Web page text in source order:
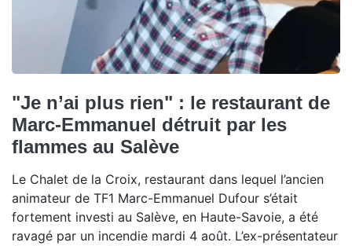
"Je n’ai plus rien" : le restaurant de
Marc-Emmanuel détruit par les
flammes au Salève
Le Chalet de la Croix, restaurant dans lequel l’ancien
animateur de TF1 Marc-Emmanuel Dufour s’était
fortement investi au Salève, en Haute-Savoie, a été
ravagé par un incendie mardi 4 août. L’ex-présentateur